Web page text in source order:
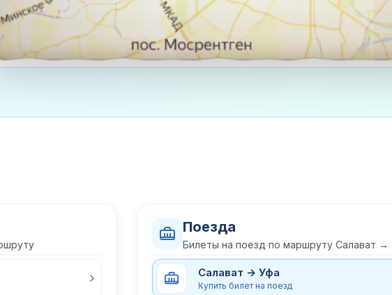
Поезда
Билеты на поезд по маршруту Салават →
Салават → Уфа
Купить билет на поезд